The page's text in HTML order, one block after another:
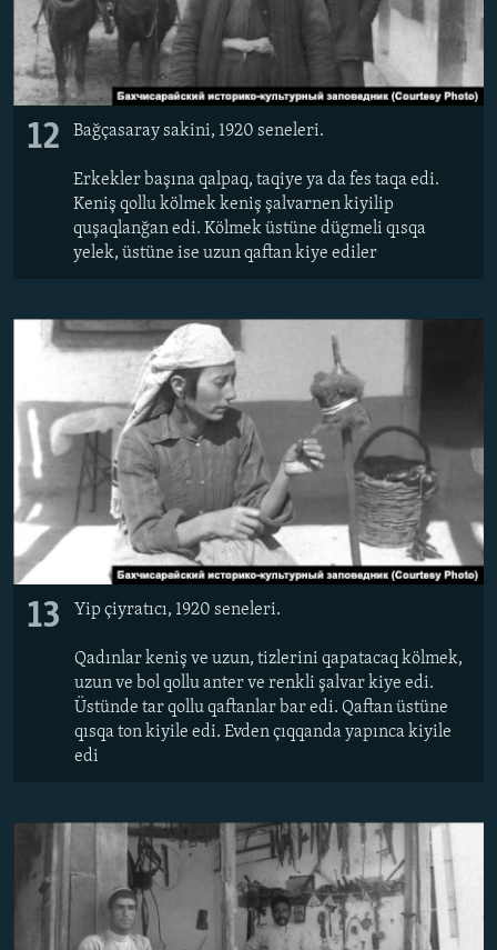
12 Bağçasaray sakini, 1920 seneleri.
Erkekler başına qalpaq, taqiye ya da fes taqa edi.
Keniş qollu kölmek keniş şalvarnen kiyilip
quşaqlanğan edi. Kölmek üstüne dügmeli qısqa
yelek, üstüne ise uzun qaftan kiye ediler
13 Yip çiyratıcı, 1920 seneleri.
Qadınlar keniş ve uzun, tizlerini qapatacaq kölmek,
uzun ve bol qollu anter ve renkli şalvar kiye edi.
Üstünde tar qollu qaftanlar bar edi. Qaftan üstüne
qısqa ton kiyile edi. Evden çıqqanda yapınca kiyile
edi